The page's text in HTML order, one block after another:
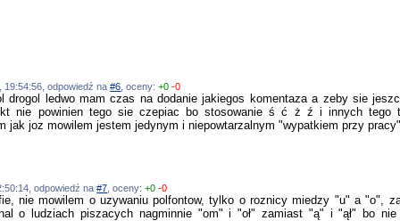
19:54:56, odpowiedź na#6 , oceny:+0 -0
drogol ledwo mam czas na dodanie jakiegos komentaza a zeby sie
nie powinien tego sie czepiac bo stosowanie ś ć ż ź i innych tego
jak joz mowilem jestem jedynym i niepowtarzalnym "wypatkiem przy
odpowiedź na#7 , oceny:+0 -0
nie mowilem o uzywaniu polfontow, tylko o roznicy miedzy "u" a "o",
o ludziach piszacych nagminnie "om" i "oł" zamiast "ą" i "ął" bo